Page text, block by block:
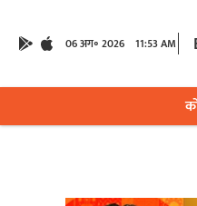
06 अग॰ 2026 11:53 AM